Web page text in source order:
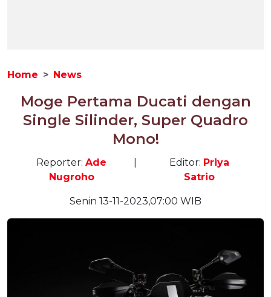
Home News
Moge Pertama Ducati dengan
Single Silinder, Super Quadro
Mono!
Reporter: Ade
Nugroho
Editor: Priya
Satrio
Senin 13-11-2023,07:00 WIB